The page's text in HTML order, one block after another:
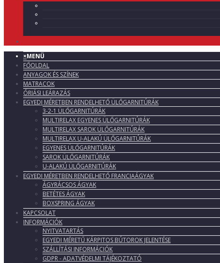
×MENÜ
FŐOLDAL
ANYAGOK ÉS SZÍNEK
MATRACOK
ÓRIÁSI LEÁRAZÁS
EGYEDI MÉRETBEN RENDELHETŐ ÜLŐGARNITÚRÁK
3-2-1 ÜLŐGARNITÚRÁK
MULTIRELAX EGYENES ÜLŐGARNITÚRÁK
MULTIRELAX SAROK ÜLŐGARNITÚRÁK
MULTIRELAX U-ALAKÚ ÜLŐGARNITÚRÁK
EGYENES ÜLŐGARNITÚRÁK
SAROK ÜLŐGARNITÚRÁK
U-ALAKÚ ÜLŐGARNITÚRÁK
EGYEDI MÉRETBEN RENDELHETŐ FRANCIAÁGYAK
ÁGYRÁCSOS ÁGYAK
BETÉTES ÁGYAK
BOXSPRING ÁGYAK
KAPCSOLAT
INFORMÁCIÓK
NYITVATARTÁS
EGYEDI MÉRETŰ KÁRPITOS BÚTOROK JELENTÉSE
SZÁLLÍTÁSI INFORMÁCIÓK
GDPR - ADATVÉDELMI TÁJÉKOZTATÓ